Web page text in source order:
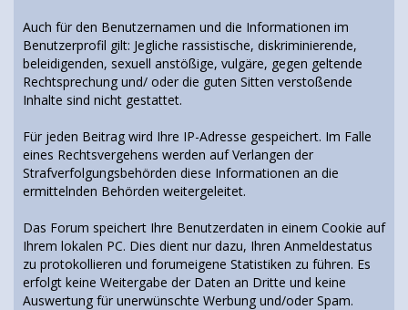
Auch für den Benutzernamen und die Informationen im
Benutzerprofil gilt: Jegliche rassistische, diskriminierende,
beleidigenden, sexuell anstößige, vulgäre, gegen geltende
Rechtsprechung und/ oder die guten Sitten verstoßende
Inhalte sind nicht gestattet.
Für jeden Beitrag wird Ihre IP-Adresse gespeichert. Im Falle
eines Rechtsvergehens werden auf Verlangen der
Strafverfolgungsbehörden diese Informationen an die
ermittelnden Behörden weitergeleitet.
Das Forum speichert Ihre Benutzerdaten in einem Cookie auf
Ihrem lokalen PC. Dies dient nur dazu, Ihren Anmeldestatus
zu protokollieren und forumeigene Statistiken zu führen. Es
erfolgt keine Weitergabe der Daten an Dritte und keine
Auswertung für unerwünschte Werbung und/oder Spam.